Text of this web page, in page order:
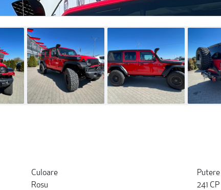
Culoare
Rosu
Putere
241 CP